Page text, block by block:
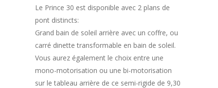
Le Prince 30 est disponible avec 2 plans de
pont distincts:
Grand bain de soleil arrière avec un coffre, ou
carré dinette transformable en bain de soleil.
Vous aurez également le choix entre une
mono-motorisation ou une bi-motorisation
sur le tableau arrière de ce semi-rigide de 9,30